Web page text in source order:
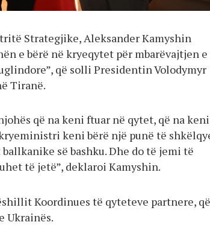
Strategjike, Aleksander Kamyshin
e bërë në kryeqytet për mbarëvajtjen e
që solli Presidentin Volodymyr
Tiranë.
që na keni ftuar në qytet, që na keni
keni bërë një punë të
së bashku. Dhe do të jemi të
të jetë”, deklaroi Kamyshin.
Koordinues të qyteteve partnere, që
Ukrainës.